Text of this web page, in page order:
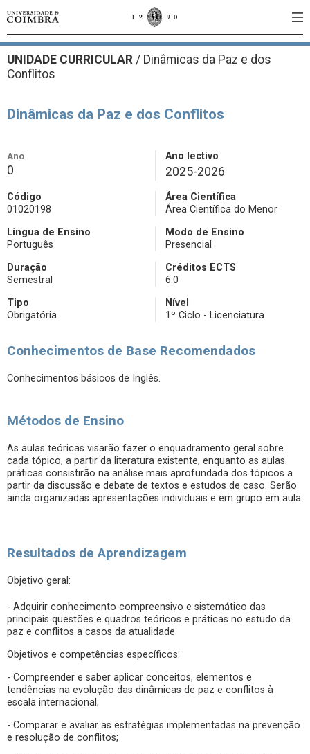
UNIDADE CURRICULAR / Dinâmicas da Paz e dos
Conflitos
Dinâmicas da Paz e dos Conflitos
Ano
0
Ano lectivo
2025-2026
Código
01020198
Área Científica
Área Científica do Menor
Língua de Ensino
Português
Modo de Ensino
Presencial
Duração
Semestral
Créditos ECTS
6.0
Tipo
Obrigatória
Nível
1º Ciclo - Licenciatura
Conhecimentos de Base Recomendados
Conhecimentos básicos de Inglês.
Métodos de Ensino
As aulas teóricas visarão fazer o enquadramento geral sobre
cada tópico, a partir da literatura existente, enquanto as aulas
práticas consistirão na análise mais aprofundada dos tópicos a
partir da discussão e debate de textos e estudos de caso. Serão
ainda organizadas apresentações individuais e em grupo em aula.
Resultados de Aprendizagem
Objetivo geral:
- Adquirir conhecimento compreensivo e sistemático das
principais questões e quadros teóricos e práticas no estudo da
paz e conflitos a casos da atualidade
Objetivos e competências específicos:
- Compreender e saber aplicar conceitos, elementos e
tendências na evolução das dinâmicas de paz e conflitos à
escala internacional;
- Comparar e avaliar as estratégias implementadas na prevenção
e resolução de conflitos;